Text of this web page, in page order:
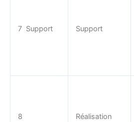
7 Support Support
8
Réalisation